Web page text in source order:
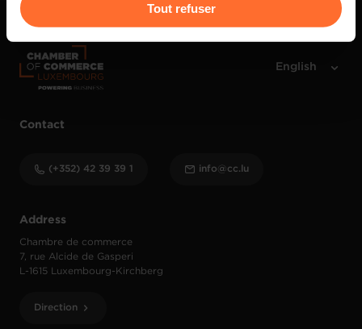
nous utilisons lescookies et sommes amenés à traiter
vos données personnelles, vous pouvez consulter notre
Charte d’usage des cookies
protection des données personnelles
Tout refuser
Address
Chambre de commerce
7, rue Alcide de Gasperi
L-1615 Luxembourg-Kirchberg
Direction
Contact
(+352) 42 39 39 1 info@cc.lu